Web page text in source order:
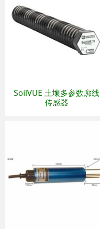
SoilVUE 土壤多参数廓线
传感器